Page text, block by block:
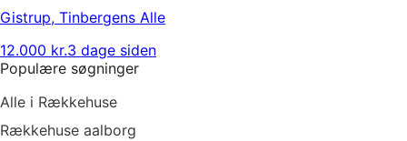
Gistrup, Tinbergens Alle
12.000 kr.3 dage siden
Populære søgninger
Alle i Rækkehuse
Rækkehuse aalborg